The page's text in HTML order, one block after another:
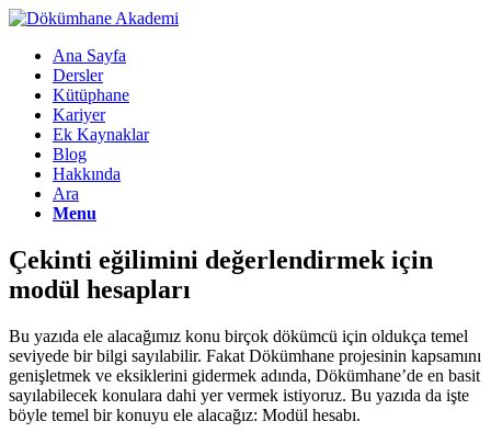
Ana Sayfa
Dersler
Kütüphane
Kariyer
Ek Kaynaklar
Blog
Hakkında
Ara
Menu
Çekinti eğilimini değerlendirmek için
modül hesapları
Bu yazıda ele alacağımız konu birçok dökümcü için oldukça temel
seviyede bir bilgi sayılabilir. Fakat Dökümhane projesinin kapsamını
genişletmek ve eksiklerini gidermek adında, Dökümhane’de en basit
sayılabilecek konulara dahi yer vermek istiyoruz. Bu yazıda da işte
böyle temel bir konuyu ele alacağız: Modül hesabı.